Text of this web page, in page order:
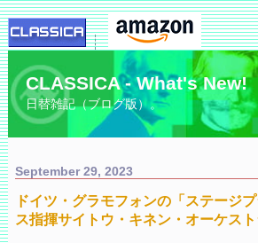
CLASSICA - What's New!
日替雑記（ブログ版）。
September 29, 2023
ドイツ・グラモフォンの「ステージ
ス指揮サイトウ・キネン・オーケスト